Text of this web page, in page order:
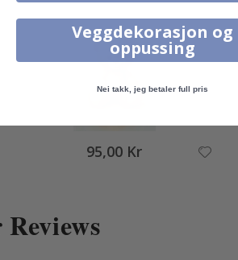
95,00 Kr
Veggdekorasjon og
oppussing
Nei takk, jeg betaler full pris